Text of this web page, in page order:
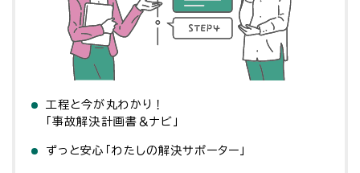
工程と今が丸わかり！
「事故解決計画書＆ナビ」
ずっと安心「わたしの解決サポーター」